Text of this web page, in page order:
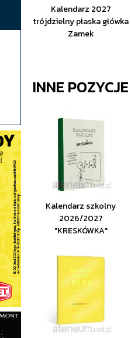
Kalendarz 2027
trójdzielny płaska główka
Zamek
INNE
Kalendarz szkolny
2026/2027
"KRESKÓWKA"